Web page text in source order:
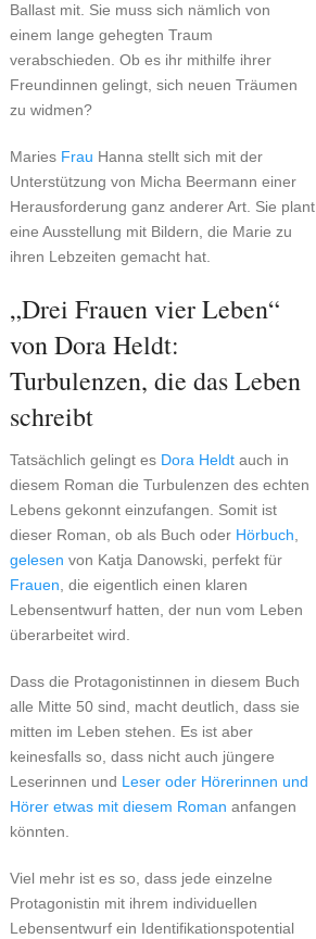
Ballast mit. Sie muss sich nämlich von
einem lange gehegten Traum
verabschieden. Ob es ihr mithilfe ihrer
Freundinnen gelingt, sich neuen Träumen
zu widmen?
Maries Frau Hanna stellt sich mit der
Unterstützung von Micha Beermann einer
Herausforderung ganz anderer Art. Sie plant
eine Ausstellung mit Bildern, die Marie zu
ihren Lebzeiten gemacht hat.
„Drei Frauen vier Leben“
von Dora Heldt:
Turbulenzen, die das Leben
schreibt
Tatsächlich gelingt es Dora Heldtauch in
diesem Roman die Turbulenzen des echten
Lebens gekonnt einzufangen. Somit ist
dieser Roman, ob als Buch oder Hörbuch
gelesen von Katja Danowski, perfekt für
Frauen , die eigentlich einen klaren
Lebensentwurf hatten, der nun vom Leben
überarbeitet wird.
Dass die Protagonistinnen in diesem Buch
alle Mitte 50 sind, macht deutlich, dass sie
mitten im Leben stehen. Es ist aber
keinesfalls so, dass nicht auch jüngere
Leserinnen und Leser oder Hörerinnen und
Hörer etwas mit diesem Roman anfangen
könnten.
Viel mehr ist es so, dass jede einzelne
Protagonistin mit ihrem individuellen
Lebensentwurf ein Identifikationspotential